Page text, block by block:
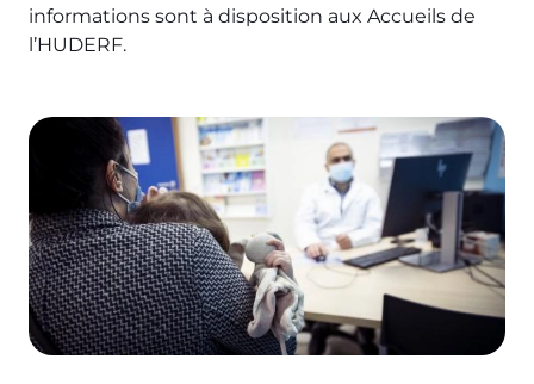
informations sont à disposition aux Accueils de
l’HUDERF.